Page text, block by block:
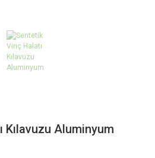
Kılavuzu Aluminyum